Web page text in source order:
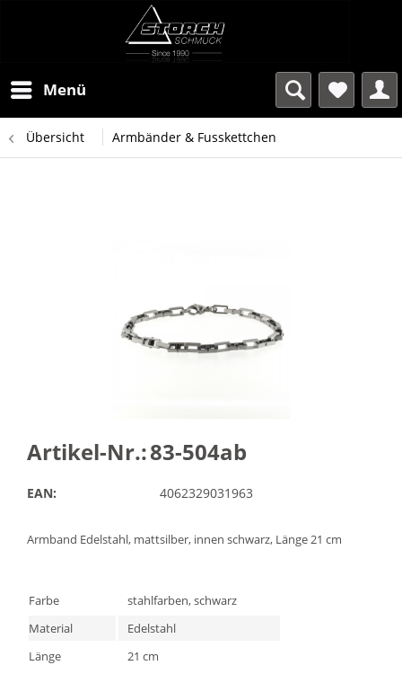
Menü
Übersicht Armbänder & Fusskettchen
Artikel-Nr.:83-504ab
EAN: 4062329031963
Armband Edelstahl, mattsilber, innen schwarz, Länge 21 cm
Farbe
stahlfarben, schwarz
Material
Edelstahl
Länge
21 cm